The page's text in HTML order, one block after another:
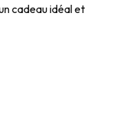
cadeau idéal et